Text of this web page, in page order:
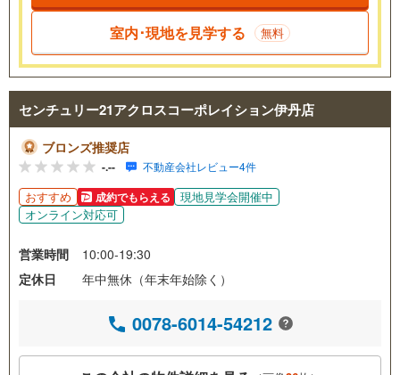
室内･現地を見学する 無料
センチュリー21アクロスコーポレイション伊丹店
ブロンズ推奨店
-.-- 不動産会社レビュー4件
おすすめ 成約でもらえる
現地見学会開催中
オンライン対応可
営業時間
10:00-19:30
定休日
年中無休（年末年始除く）
0078-6014-54212